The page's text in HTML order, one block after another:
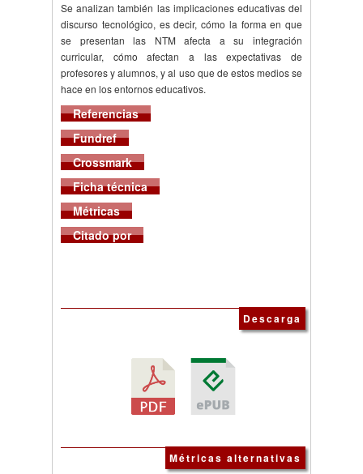
Se analizan también las implicaciones educativas del
discurso tecnológico, es decir, cómo la forma en que
se presentan las NTM afecta a su integración
curricular, cómo afectan a las expectativas de
profesores y alumnos, y al uso que de estos medios se
hace en los entornos educativos.
Referencias
Fundref
Crossmark
Ficha técnica
Métricas
Citado por
Descarga
Métricas alternativas